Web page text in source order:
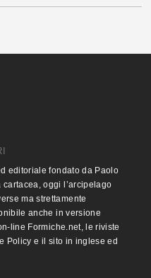
editoriale fondato da Paolo
oggi l’arcipelago
ma strettamente
anche in versione
line Formiche.net, le riviste
Policy e il sito in inglese ed